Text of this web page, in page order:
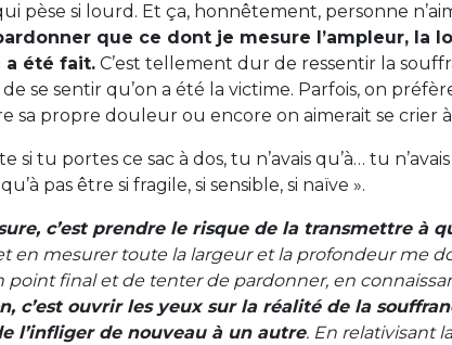
pèse si lourd. Et ça, honnêtement, personne
que ce dont je mesure l’ampleur, la
a été fait. C’est tellement dur de ressentir la
se sentir qu’on a été la victime. Parfois, on
sa propre douleur ou encore on aimerait se crier
si tu portes ce sac à dos, tu n’avais qu’à… tu
pas être si fragile, si sensible, si naïve ».
c’est prendre le risque de la transmettre à
en mesurer toute la largeur et la profondeur me
final et de tenter de pardonner, en
c’est ouvrir les yeux sur la réalité de la
l’infliger de nouveau à un autre. En relativisant